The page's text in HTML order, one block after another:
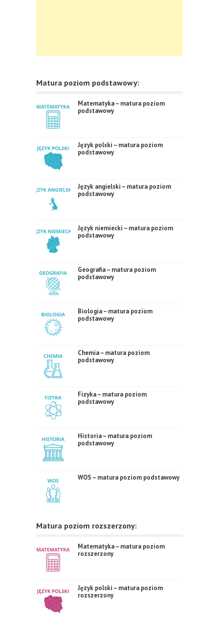
Matura poziom podstawowy:
Matematyka – matura poziom
podstawowy
Język polski – matura poziom
podstawowy
Język angielski – matura poziom
podstawowy
Język niemiecki – matura poziom
podstawowy
Geografia – matura poziom
podstawowy
Biologia – matura poziom
podstawowy
Chemia – matura poziom
podstawowy
Fizyka – matura poziom
podstawowy
Historia – matura poziom
podstawowy
WOS – matura poziom podstawowy
Matura poziom rozszerzony:
Matematyka – matura poziom
rozszerzony
Język polski – matura poziom
rozszerzony